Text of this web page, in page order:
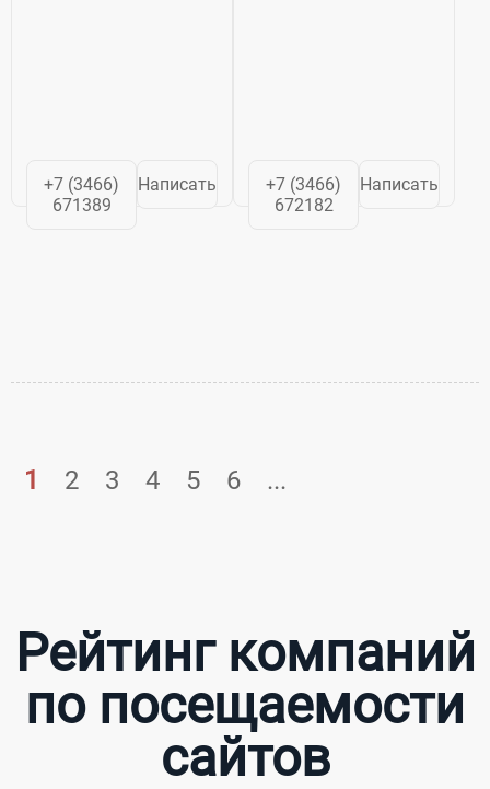
+7 (3466)
671389
Написать
+7 (3466)
672182
Написать
1 2 3 4 5 6 ...
Рейтинг компаний
по посещаемости
сайтов